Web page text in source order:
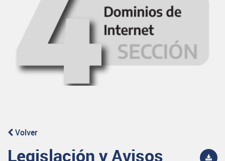
Volver
Legislación y Avisos